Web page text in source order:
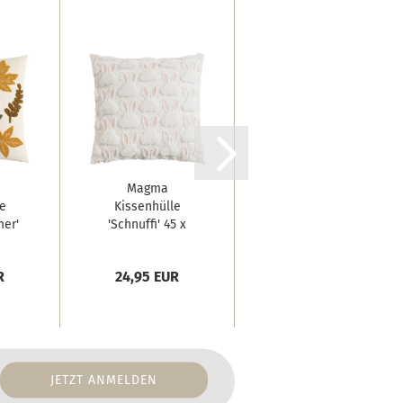
Magma
Kissenhülle
'Schnuffi' 45 x
24,95 EUR